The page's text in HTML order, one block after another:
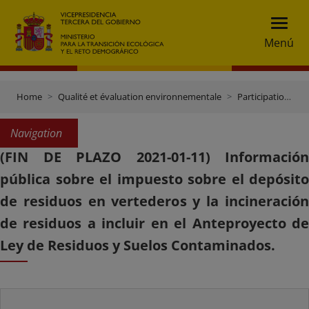
Menú
Home Qualité et évaluation environnementale Participation publique
Navigation
(FIN DE PLAZO 2021-01-11) Información
pública sobre el impuesto sobre el depósito
de residuos en vertederos y la incineración
de residuos a incluir en el Anteproyecto de
Ley de Residuos y Suelos Contaminados.